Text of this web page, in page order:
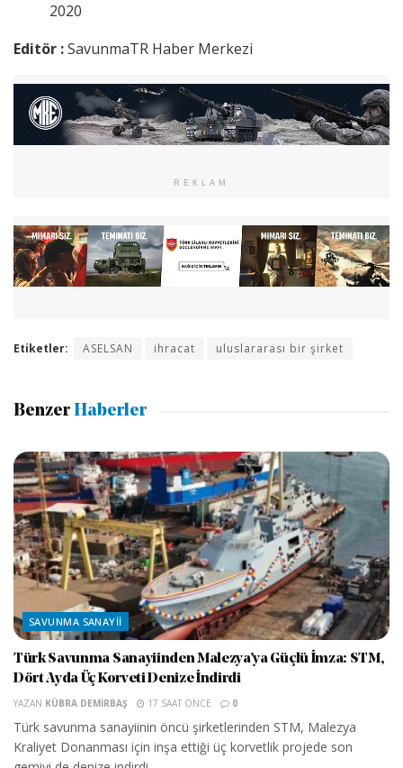
2020
Editör :SavunmaTR Haber Merkezi
REKLAM
Etiketler: ASELSAN ihracat uluslararası bir şirket
Benzer Haberler
SAVUNMA SANAYII
Türk Savunma Sanayiinden Malezya’ya Güçlü İmza: STM,
Dört Ayda Üç Korveti Denize İndirdi
YAZAN KÜBRA DEMIRBAŞ 17 SAAT ÖNCE 0
Türk savunma sanayiinin öncü şirketlerinden STM, Malezya
Kraliyet Donanması için inşa ettiği üç korvetlik projede son